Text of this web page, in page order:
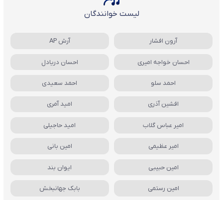
لیست خوانندگان
آرون افشار آرش AP
احسان خواجه امیری احسان دریادل
احمد سلو احمد سعیدی
افشین آذری امید آمری
امیر عباس گلاب امید حاجیلی
امیر عظیمی امین بانی
امین حبیبی ایوان بند
امین رستمی بابک جهانبخش